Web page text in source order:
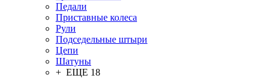
Педали
Приставные колеса
Рули
Подседельные штыри
Цепи
Шатуны
+ ЕЩЕ 18